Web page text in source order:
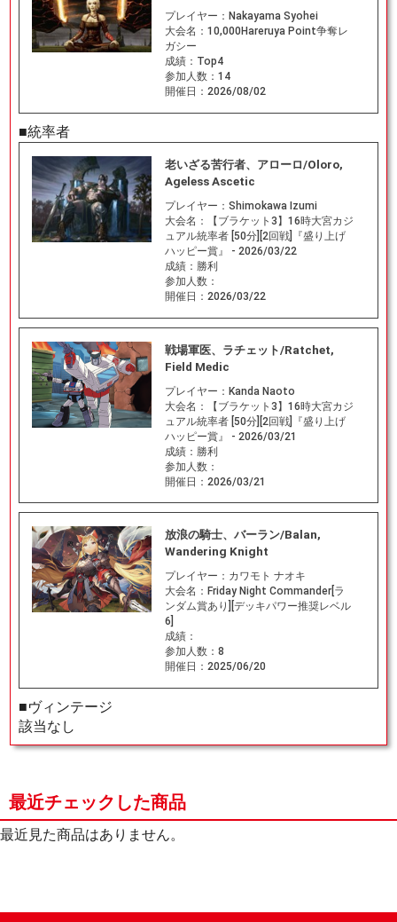
プレイヤー： Nakayama Syohei
大会名： 10,000Hareruya Point争奪レ
ガシー
成績： Top4
参加人数： 14
開催日： 2026/08/02
■統率者
老いざる苦行者、アローロ/Oloro,
Ageless Ascetic
プレイヤー： Shimokawa Izumi
大会名：
【ブラケット3】16時大宮カジ
ュアル統率者 [50分][2回戦]『盛り上げ
ハッピー賞』 - 2026/03/22
成績： 勝利
参加人数：
開催日： 2026/03/22
戦場軍医、ラチェット/Ratchet,
Field Medic
プレイヤー： Kanda Naoto
大会名：
【ブラケット3】16時大宮カジ
ュアル統率者 [50分][2回戦]『盛り上げ
ハッピー賞』 - 2026/03/21
成績： 勝利
参加人数：
開催日： 2026/03/21
放浪の騎士、バーラン/Balan,
Wandering Knight
プレイヤー： カワモト ナオキ
大会名： Friday Night Commander[ラ
ンダム賞あり][デッキパワー推奨レベル
6]
成績：
参加人数： 8
開催日： 2025/06/20
■ヴィンテージ
該当なし
最近チェックした商品
最近見た商品はありません。